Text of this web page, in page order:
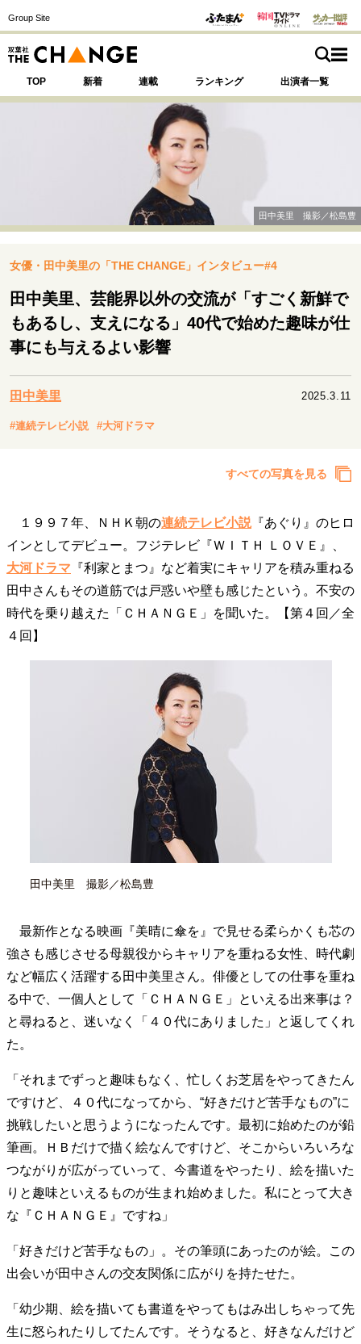
Group Site
TOP 新着 連載 ランキング 出演者一覧
注目の記事テーマで探す
運命を変えた出会い 決断の裏側
挫折からの再起
表現者の葛藤
人生が動いた日 10代の挫折と原点
セカンドキャリアの描き方
夢を掴む選択
リーダーの流儀 変革の原動力
次世代へのバトン
トップが描く未来
マインドセット
50代のリアル
親になるということ
移住という選択
一生モノの愛用品
60代のネクストステージ
70代のグランドデザイン
地域とつながる/お金との付き合い方
田中美里 撮影／松島豊
女優・田中美里の「THE CHANGE」インタビュー#4
田中美里、芸能界以外の交流が「すごく新鮮で
もあるし、支えになる」40代で始めた趣味が仕
事にも与えるよい影響
田中美里 2025.3.11
#連続テレビ小説 #大河ドラマ
すべての写真を見る
１９９７年、ＮＨＫ朝の連続テレビ小説 『あぐり』のヒロ
インとしてデビュー。フジテレビ『ＷＩＴＨ ＬＯＶＥ』、
大河ドラマ 『利家とまつ』など着実にキャリアを積み重ねる
田中さんもその道筋では戸惑いや壁も感じたという。不安の
時代を乗り越えた「ＣＨＡＮＧＥ」を聞いた。【第４回／全
４回】
田中美里 撮影／松島豊
最新作となる映画『美晴に傘を』で見せる柔らかくも芯の
強さも感じさせる母親役からキャリアを重ねる女性、時代劇
など幅広く活躍する田中美里さん。俳優としての仕事を重ね
る中で、一個人として「ＣＨＡＮＧＥ」といえる出来事は？
と尋ねると、迷いなく「４０代にありました」と返してくれ
た。
「それまでずっと趣味もなく、忙しくお芝居をやってきたん
ですけど、４０代になってから、“好きだけど苦手なもの”に
挑戦したいと思うようになったんです。最初に始めたのが鉛
筆画。ＨＢだけで描く絵なんですけど、そこからいろいろな
つながりが広がっていって、今書道をやったり、絵を描いた
りと趣味といえるものが生まれ始めました。私にとって大き
な『ＣＨＡＮＧＥ』ですね」
「好きだけど苦手なもの」。その筆頭にあったのが絵。この
出会いが田中さんの交友関係に広がりを持たせた。
「幼少期、絵を描いても書道をやってもはみ出しちゃって先
生に怒られたりしてたんです。そうなると、好きなんだけど